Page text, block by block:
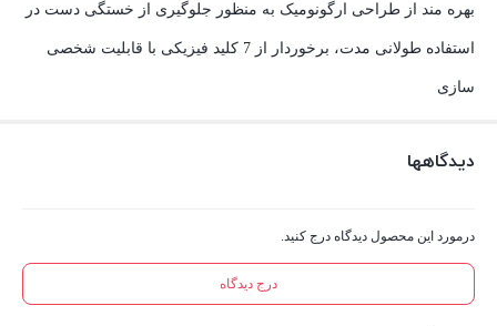
بهره مند از طراحی ارگونومیک به منظور جلوگیری از خستگی دست در
استفاده طولانی مدت، برخوردار از 7 کلید فیزیکی با قابلیت شخصی
سازی
دیدگاهها
درمورد این محصول دیدگاه درج کنید.
درج دیدگاه